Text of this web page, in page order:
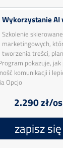
Wykorzystanie
Szkolenie
marketingowych,
tworzenia treści,
pokazuje,
komunikacji i
Opcjo
2.290 zł/os
zapisz się